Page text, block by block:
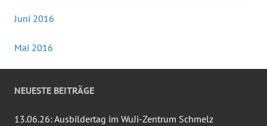
Juni 2016
Mai 2016
NEUESTE BEITRÄGE
13.06.26: Ausbildertag im WuJi-Zentrum Schmelz